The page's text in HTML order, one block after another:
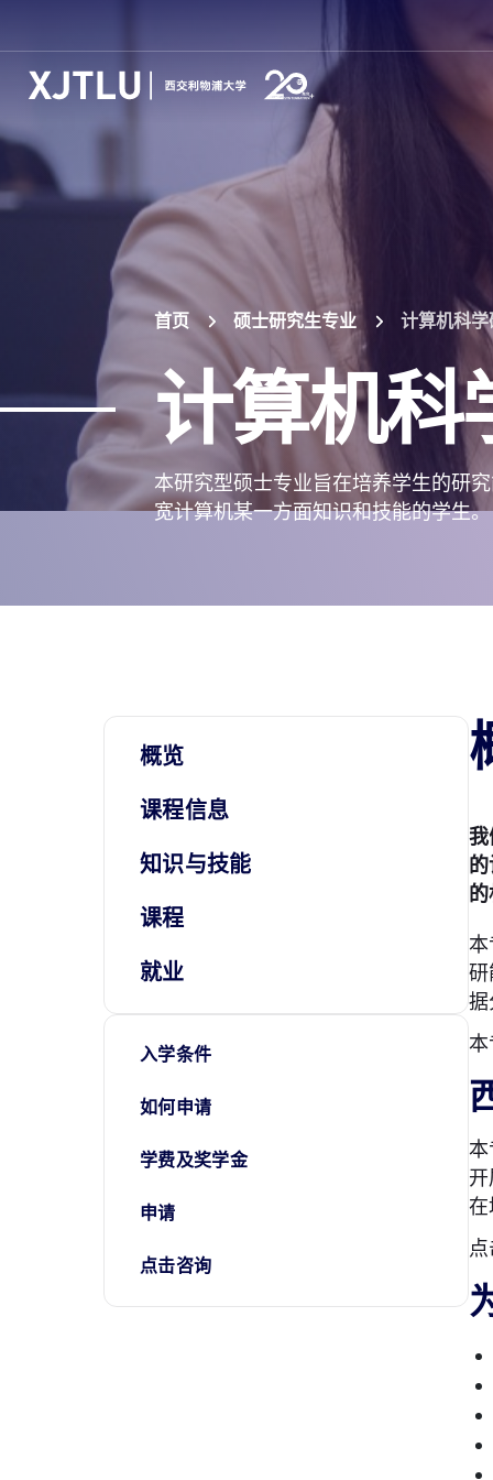
首页 硕士研究生专业 计算机科
计算机科
本研究型硕士专业旨在培养学生的研
宽计算机某一方面知识和技能的学生。
概览
课程信息
知识与技能
课程
就业
入学条件
如何申请
学费及奖学金
申请
点击咨询
我
本
研
据
本
本
在